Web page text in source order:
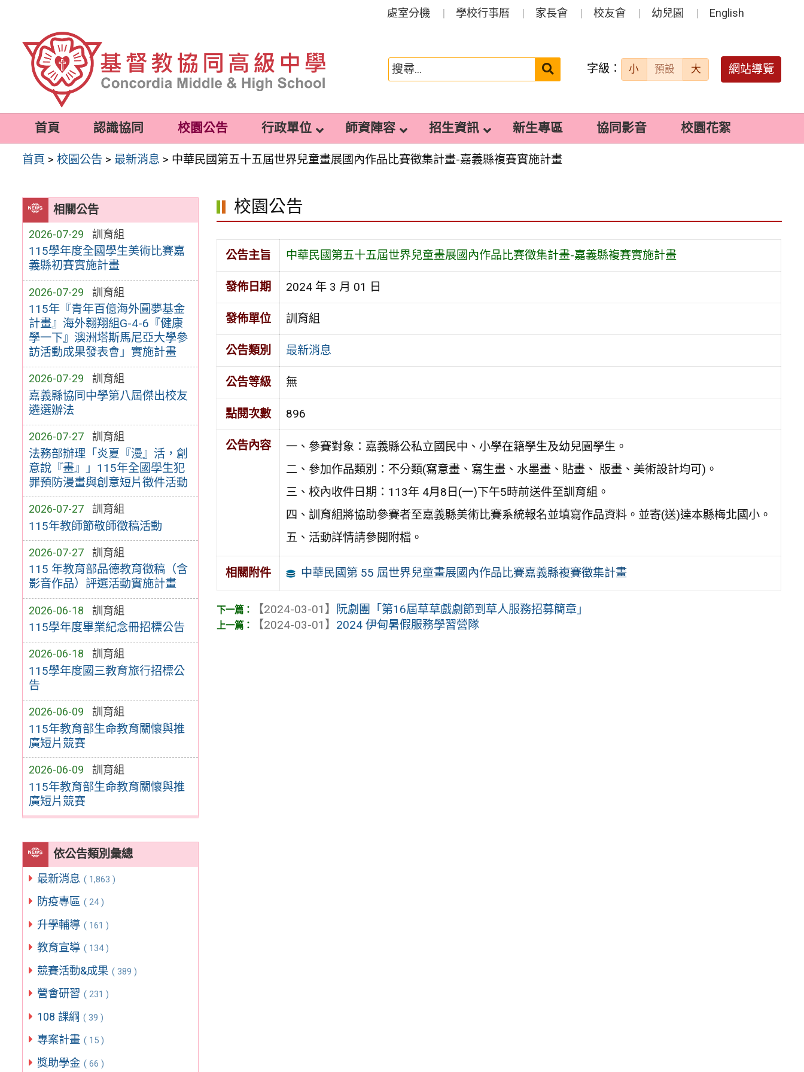
容
處室分機 學校行事曆 家長會 校友會 幼兒園 English
搜
送出 字級： 小 預設 大 網站導覽
首頁 認識協同 校園公告 行政單位 師資陣容 招生資訊 新生專區 協同影音 校園花絮
首頁 >校園公告 > 最新消息 > 中華民國第五十五屆世界兒童畫展國內作品比賽徵集計畫-嘉義縣複賽實施計畫
相關公告
2026-07-29 訓育組
115學年度全國學生美術比賽嘉
義縣初賽實施計畫
2026-07-29 訓育組
115年『青年百億海外圓夢基金
計畫』海外翱翔組G-4-6『健康
學一下』澳洲塔斯馬尼亞大學參
訪活動成果發表會」實施計畫
2026-07-29 訓育組
嘉義縣協同中學第八屆傑出校友
遴選辦法
2026-07-27 訓育組
法務部辦理「炎夏『漫』活，創
意說『畫』」115年全國學生犯
罪預防漫畫與創意短片徵件活動
2026-07-27 訓育組
115年教師節敬師徵稿活動
2026-07-27 訓育組
115 年教育部品德教育徵稿（含
影音作品）評選活動實施計畫
2026-06-18 訓育組
115學年度畢業紀念冊招標公告
2026-06-18 訓育組
115學年度國三教育旅行招標公
告
2026-06-09 訓育組
115年教育部生命教育關懷與推
廣短片競賽
2026-06-09 訓育組
115年教育部生命教育關懷與推
廣短片競賽
依公告類別彙總
最新消息 ( 1,863 )
防疫專區 ( 24 )
升學輔導 ( 161 )
教育宣導 ( 134 )
競賽活動&成果 ( 389 )
營會研習 ( 231 )
108 課綱 ( 39 )
專案計畫 ( 15 )
獎助學金 ( 66 )
校園公告
公告主旨 中華民國第五十五屆世界兒童畫展國內作品比賽徵集計畫-嘉義縣複賽實施計畫
發佈日期 2024 年 3 月 01 日
發佈單位 訓育組
公告類別 最新消息
公告等級 無
點閱次數 896
公告內容
一、參賽對象：嘉義縣公私立國民中、小學在籍學生及幼兒園學生。
二、參加作品類別：不分類(寫意畫、寫生畫、水墨畫、貼畫、 版畫、美術設計均可)。
三、校內收件日期：113年 4月8日(一)下午5時前送件至訓育組。
四、訓育組將協助參賽者至嘉義縣美術比賽系統報名並填寫作品資料。並寄(送)達本縣梅北國小。
五、活動詳情請參閱附檔。
相關附件 中華民國第 55 屆世界兒童畫展國內作品比賽嘉義縣複賽徵集計畫
【2024-03-01】
阮劇團「第16屆草草戲劇節到草人服務招募簡章」
【2024-03-01】 2024 伊甸暑假服務學習營隊